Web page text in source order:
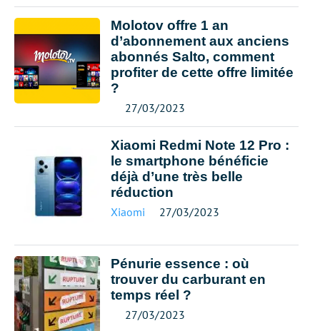
Molotov offre 1 an
d’abonnement aux anciens
abonnés Salto, comment
profiter de cette offre limitée
?
27/03/2023
Xiaomi Redmi Note 12 Pro :
le smartphone bénéficie
déjà d’une très belle
réduction
Xiaomi 27/03/2023
Pénurie essence : où
trouver du carburant en
temps réel ?
27/03/2023